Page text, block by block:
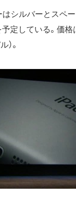
シルバーとスペー
定している。価格
）。